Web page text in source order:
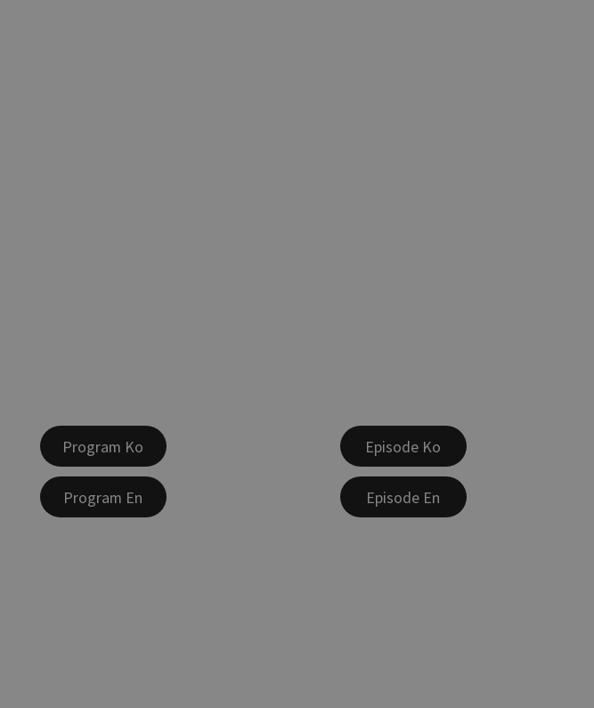
Program Ko
Program En
Episode Ko
Episode En